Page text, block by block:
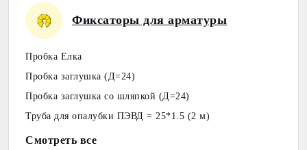
Фиксаторы для арматуры
Пробка Елка
Пробка заглушка (Д=24)
Пробка заглушка со шляпкой (Д=24)
Труба для опалубки ПЭВД = 25*1.5 (2 м)
Смотреть все